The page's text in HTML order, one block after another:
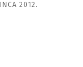
2012.